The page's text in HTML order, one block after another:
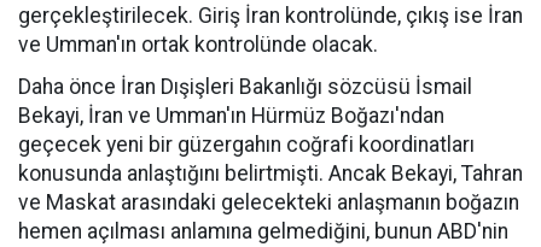
gerçekleştirilecek. Giriş İran kontrolünde, çıkış ise İran
ve Umman'ın ortak kontrolünde olacak.
Daha önce İran Dışişleri Bakanlığı sözcüsü İsmail
Bekayi, İran ve Umman'ın Hürmüz Boğazı'ndan
geçecek yeni bir güzergahın coğrafi koordinatları
konusunda anlaştığını belirtmişti. Ancak Bekayi, Tahran
ve Maskat arasındaki gelecekteki anlaşmanın boğazın
hemen açılması anlamına gelmediğini, bunun ABD'nin